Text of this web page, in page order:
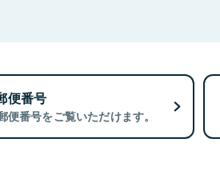
便番号
便番号をご覧いただけます。